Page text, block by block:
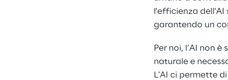
l'efficienza dell'AI
garantendo un
Per noi, l’AI non
naturale e
L'AI ci permette